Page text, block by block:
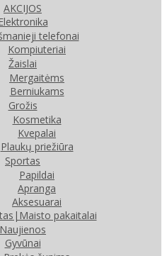
AKCIJOS
telefonai
Kompiuteriai
Žaislai
Mergaitėms
Berniukams
Grožis
Kosmetika
Kvepalai
Plaukų priežiūra
Sportas
Papildai
Apranga
Aksesuarai
pakaitalai
Naujienos
Gyvūnai